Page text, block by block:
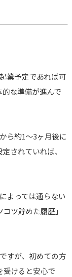
業予定であれば可
な準備が進んで
ら約1〜3ヶ月後に
されていれば、
よっては通らない
ツ貯めた履歴」
すが、初めての方
受けると安心で